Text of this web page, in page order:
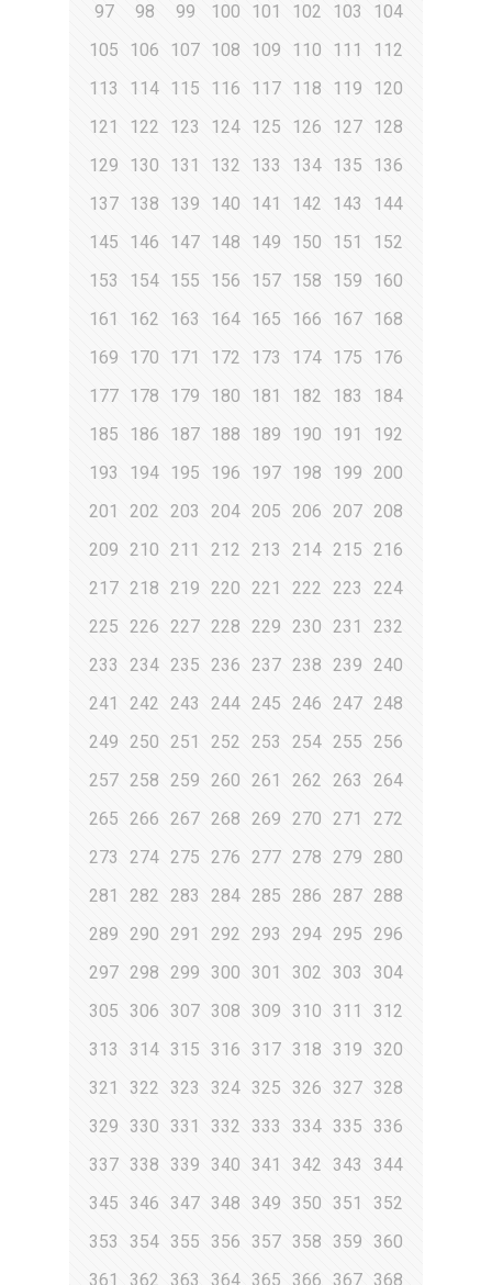
97
98 99 100 101 102 103
104
105
106 107 108 109 110 111
112
113
114 115 116 117 118 119
120
121
122 123 124 125 126 127 128
129
130 131 132 133 134 135
136
137 138 139 140 141 142 143
144
145
146 147 148 149 150 151
152
153
154 155 156 157 158 159
160
161
162 163 164 165 166 167 168
169
170 171 172 173 174 175
176
177 178 179 180 181 182 183
184
185
186 187 188 189 190 191
192
193
194 195 196 197 198 199 200
201
202 203 204 205 206 207 208
209 210 211 212 213 214 215 216
217 218 219 220 221 222 223
224
225 226 227 228 229 230 231
232
233
234 235 236 237 238 239 240
241
242 243 244 245 246 247 248
249 250 251 252 253 254 255 256
257 258 259 260 261 262 263
264
265 266 267 268 269 270 271
272
273
274 275 276 277 278 279 280
281
282 283 284 285 286 287 288
289 290 291 292 293 294 295 296
297 298 299 300 301 302 303
304
305
306 307 308 309 310 311
312
313
314 315 316 317 318 319
320
321
322 323 324 325 326 327 328
329
330 331 332 333 334 335
336
337 338 339 340 341 342 343
344
345
346 347 348 349 350 351
352
353
354 355 356 357 358 359 360
361
362 363 364 365 366 367 368